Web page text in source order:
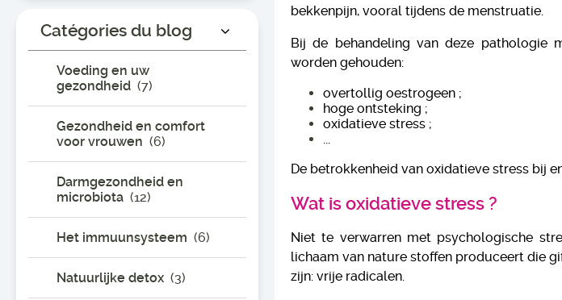
Catégories du blog
Voeding en uw
gezondheid (7)
Gezondheid en comfort
voor vrouwen (6)
Darmgezondheid en
microbiota (12)
Het immuunsysteem (6)
Natuurlijke detox (3)
bekkenpijn, vooral tijdens de menstruatie.
Bij de behandeling van deze pathologie
worden gehouden:
overtollig oestrogeen ;
hoge ontsteking ;
oxidatieve stress ;
De betrokkenheid van oxidatieve stress bij
Wat is oxidatieve stress ?
Niet te verwarren met psychologische
lichaam van nature stoffen produceert die
zijn: vrije radicalen.